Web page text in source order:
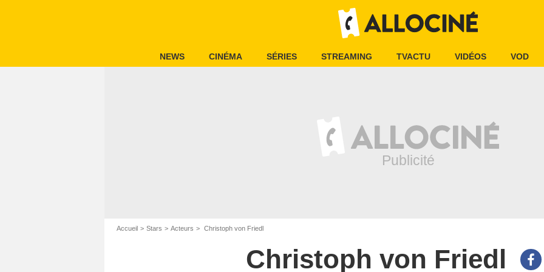
NEWS CINÉMA SÉRIES STREAMING TVACTU VIDÉOS VOD
Accueil Stars Acteurs Christoph von Friedl
Christoph von Friedl